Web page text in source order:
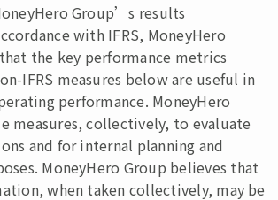
Group’s results
with IFRS, MoneyHero
the key performance metrics
IFRS measures below are useful in
performance. MoneyHero
measures, collectively, to evaluate
and for internal planning and
MoneyHero Group believes that
when taken collectively, may be